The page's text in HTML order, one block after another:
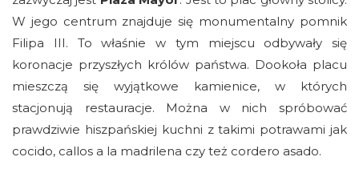
W jego centrum znajduje się monumentalny pomnik
Filipa III. To właśnie w tym miejscu odbywały się
koronacje przyszłych królów państwa. Dookoła placu
mieszczą się wyjątkowe kamienice, w których
stacjonują restauracje. Można w nich spróbować
prawdziwie hiszpańskiej kuchni z takimi potrawami jak
cocido, callos a la madrilena czy też cordero asado.